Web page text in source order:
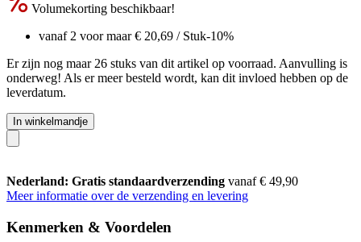
Volumekorting beschikbaar!
vanaf 2 voor maar€ 20,69 / Stuk-10%
Er zijn nog maar 26 stuks van dit artikel op voorraad. Aanvulling is
onderweg! Als er meer besteld wordt, kan dit invloed hebben op de
leverdatum.
In winkelmandje
Nederland: Gratis standaardverzending vanaf € 49,90
Meer informatie over de verzending en levering
Kenmerken & Voordelen